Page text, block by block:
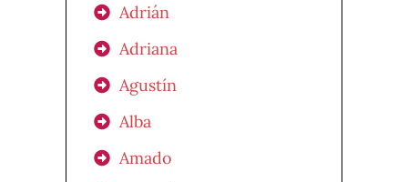
Adrián
Adriana
Agustín
Alba
Amado